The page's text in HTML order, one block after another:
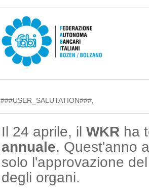
###USER_SALUTATION###,
Il 24 aprile, il WKR ha
annuale. Quest'anno
solo l'approvazione
degli organi.